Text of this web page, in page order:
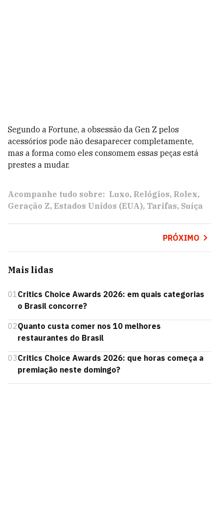
Segundo a Fortune, a obsessão da Gen Z pelos
acessórios pode não desaparecer completamente,
mas a forma como eles consomem essas peças está
prestes a mudar.
Acompanhe tudo sobre: Luxo Relógios Rolex
Geração Z Estados Unidos (EUA) Tarifas Suíça
PRÓXIMO
Mais lidas
01Critics Choice Awards 2026: em quais categorias
o Brasil concorre?
02Quanto custa comer nos 10 melhores
restaurantes do Brasil
03Critics Choice Awards 2026: que horas começa a
premiação neste domingo?